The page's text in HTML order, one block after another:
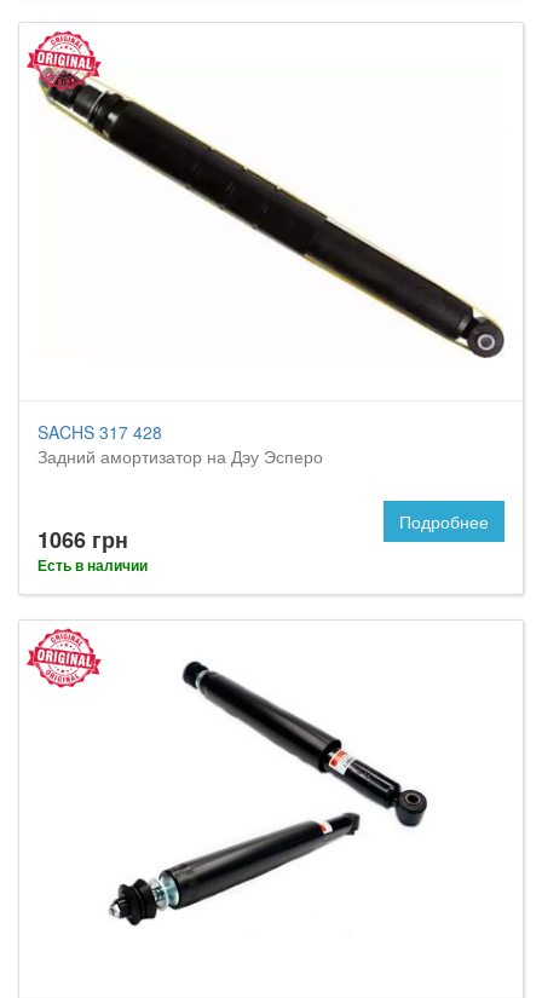
SACHS 317 428
Задний амортизатор на Дэу Эсперо
1066 грн
Есть в наличии
Подробнее